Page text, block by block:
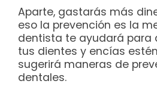
Aparte, gastarás más
eso la prevención es la
dentista te ayudará para
tus dientes y encías
sugerirá maneras de
dentales.